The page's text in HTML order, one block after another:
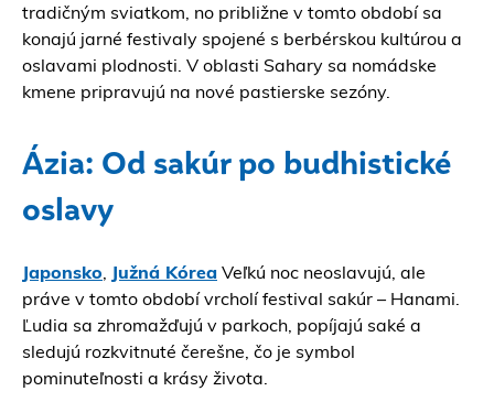
tradičným sviatkom, no približne v tomto období sa
konajú jarné festivaly spojené s berbérskou kultúrou a
oslavami plodnosti. V oblasti Sahary sa nomádske
kmene pripravujú na nové pastierske sezóny.
Ázia: Od sakúr po budhistické
oslavy
Japonsko, Južná Kórea Veľkú noc neoslavujú, ale
práve v tomto období vrcholí festival sakúr – Hanami.
Ľudia sa zhromažďujú v parkoch, popíjajú saké a
sledujú rozkvitnuté čerešne, čo je symbol
pominuteľnosti a krásy života.